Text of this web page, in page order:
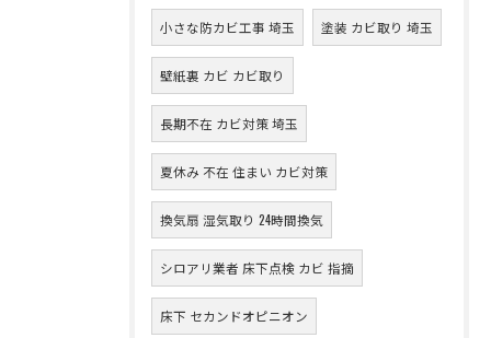
小さな防カビ工事 埼玉 塗装 カビ取り 埼玉
壁紙裏 カビ カビ取り
長期不在 カビ対策 埼玉
夏休み 不在 住まい カビ対策
換気扇 湿気取り 24時間換気
シロアリ業者 床下点検 カビ 指摘
床下 セカンドオピニオン